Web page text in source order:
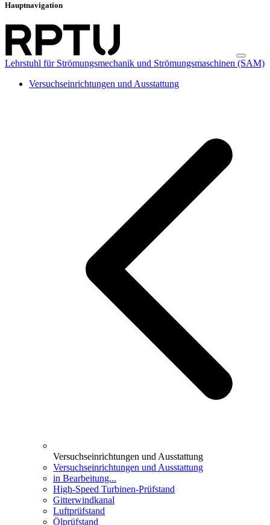
Hauptnavigation
Lehrstuhl für Strömungsmechanik und Strömungsmaschinen (SAM)
Versuchseinrichtungen und Ausstattung
Versuchseinrichtungen und Ausstattung
Versuchseinrichtungen und Ausstattung
in Bearbeitung...
High-Speed Turbinen-Prüfstand
Gitterwindkanal
Luftprüfstand
Ölprüfstand